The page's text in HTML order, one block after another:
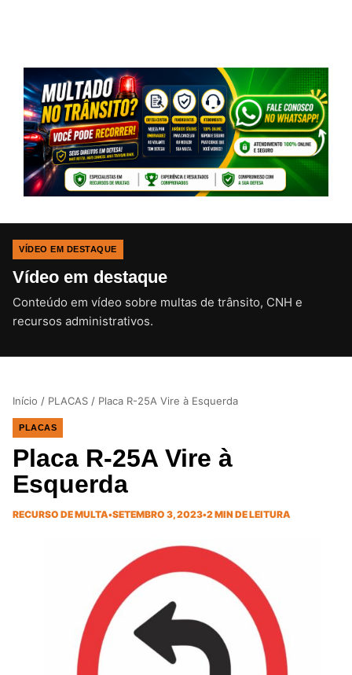
VÍDEO EM DESTAQUE
Vídeo em destaque
Conteúdo em vídeo sobre multas de trânsito, CNH e
recursos administrativos.CLIQUE PARA ATIVAR O SOM
Início / PLACAS / Placa R-25A Vire à Esquerda
PLACAS
Placa R-25A Vire à
Esquerda
RECURSO DE MULTA•SETEMBRO 3, 2023•2 MIN DE LEITURA